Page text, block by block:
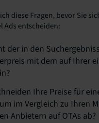
diese Fragen, bevor Sie
Ads entscheiden:
der in den
mit dem auf Ihrer
Ihre Preise für
im Vergleich zu Ihren
Anbietern auf OTAs ab?